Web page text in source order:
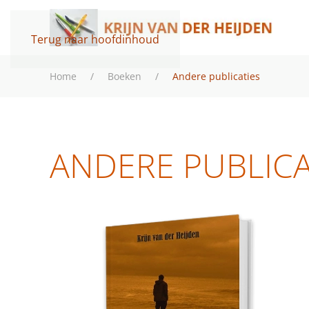
Terug naar hoofdinhoud
Home Boeken Andere publicaties
ANDERE